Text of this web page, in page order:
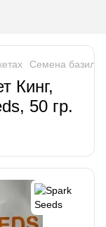
Семена
Кинг,
50 гр.